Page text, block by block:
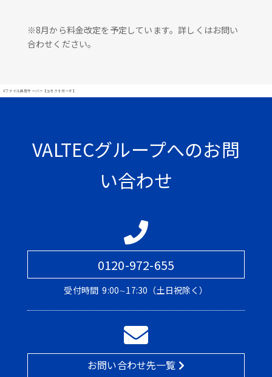
※8月から料金改定を予定しています。詳しくはお問い
合わせください。
#ファイル共有サーバー【コネクトガード】
VALTECグループへのお問
い合わせ
0120-972-655
受付時間 9:00∼17:30（土日祝除く）
お問い合わせ先一覧